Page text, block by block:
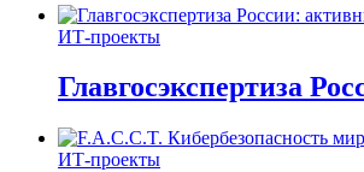
ИТ-проекты
Главгосэкспертиза
ИТ-проекты